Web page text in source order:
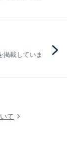
載していま
て